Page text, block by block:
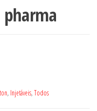
, Injetáveis, Todos